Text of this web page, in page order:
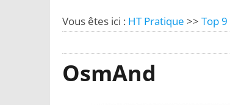
Vous êtes ici : HT Pratique >> Top
OsmAnd